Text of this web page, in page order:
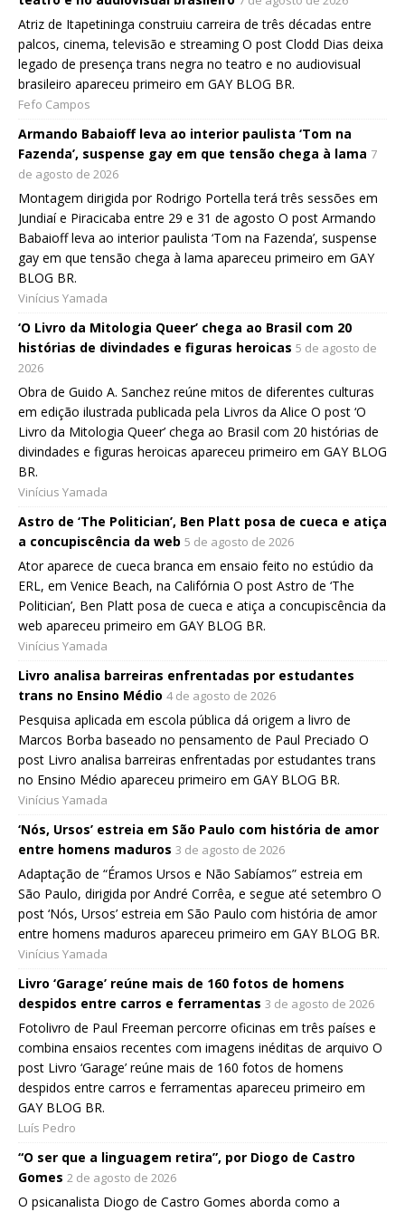
Atriz de Itapetininga construiu carreira de três décadas entre
palcos, cinema, televisão e streaming O post Clodd Dias deixa
legado de presença trans negra no teatro e no audiovisual
brasileiro apareceu primeiro em GAY BLOG BR.
Fefo Campos
Armando Babaioff leva ao interior paulista ‘Tom na
Fazenda’, suspense gay em que tensão chega à lama 7
de agosto de 2026
Montagem dirigida por Rodrigo Portella terá três sessões em
Jundiaí e Piracicaba entre 29 e 31 de agosto O post Armando
Babaioff leva ao interior paulista ‘Tom na Fazenda’, suspense
gay em que tensão chega à lama apareceu primeiro em GAY
BLOG BR.
Vinícius Yamada
‘O Livro da Mitologia Queer’ chega ao Brasil com 20
histórias de divindades e figuras heroicas 5 de agosto de
2026
Obra de Guido A. Sanchez reúne mitos de diferentes culturas
em edição ilustrada publicada pela Livros da Alice O post ‘O
Livro da Mitologia Queer’ chega ao Brasil com 20 histórias de
divindades e figuras heroicas apareceu primeiro em GAY BLOG
BR.
Vinícius Yamada
Astro de ‘The Politician’, Ben Platt posa de cueca e atiça
a concupiscência da web 5 de agosto de 2026
Ator aparece de cueca branca em ensaio feito no estúdio da
ERL, em Venice Beach, na Califórnia O post Astro de ‘The
Politician’, Ben Platt posa de cueca e atiça a concupiscência da
web apareceu primeiro em GAY BLOG BR.
Vinícius Yamada
Livro analisa barreiras enfrentadas por estudantes
trans no Ensino Médio 4 de agosto de 2026
Pesquisa aplicada em escola pública dá origem a livro de
Marcos Borba baseado no pensamento de Paul Preciado O
post Livro analisa barreiras enfrentadas por estudantes trans
no Ensino Médio apareceu primeiro em GAY BLOG BR.
Vinícius Yamada
‘Nós, Ursos’ estreia em São Paulo com história de amor
entre homens maduros 3 de agosto de 2026
Adaptação de “Éramos Ursos e Não Sabíamos” estreia em
São Paulo, dirigida por André Corrêa, e segue até setembro O
post ‘Nós, Ursos’ estreia em São Paulo com história de amor
entre homens maduros apareceu primeiro em GAY BLOG BR.
Vinícius Yamada
Livro ‘Garage’ reúne mais de 160 fotos de homens
despidos entre carros e ferramentas 3 de agosto de 2026
Fotolivro de Paul Freeman percorre oficinas em três países e
combina ensaios recentes com imagens inéditas de arquivo O
post Livro ‘Garage’ reúne mais de 160 fotos de homens
despidos entre carros e ferramentas apareceu primeiro em
GAY BLOG BR.
Luís Pedro
“O ser que a linguagem retira”, por Diogo de Castro
Gomes 2 de agosto de 2026
O psicanalista Diogo de Castro Gomes aborda como a